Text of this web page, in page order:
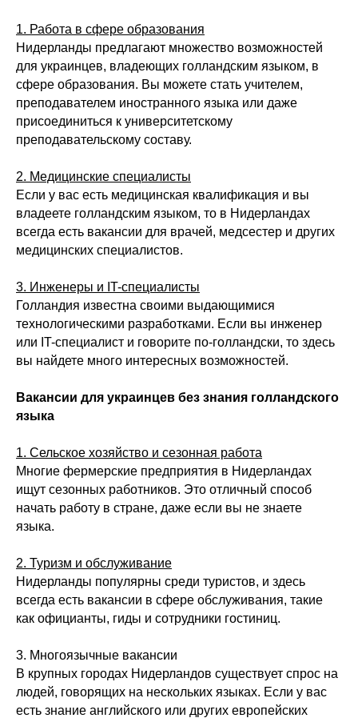
1. Работа в сфере образования
Нидерланды предлагают множество возможностей
для украинцев, владеющих голландским языком, в
сфере образования. Вы можете стать учителем,
преподавателем иностранного языка или даже
присоединиться к университетскому
преподавательскому составу.
2. Медицинские специалисты
Если у вас есть медицинская квалификация и вы
владеете голландским языком, то в Нидерландах
всегда есть вакансии для врачей, медсестер и других
медицинских специалистов.
3. Инженеры и IT-специалисты
Голландия известна своими выдающимися
технологическими разработками. Если вы инженер
или IT-специалист и говорите по-голландски, то здесь
вы найдете много интересных возможностей.
Вакансии для украинцев без знания голландского
языка
1. Сельское хозяйство и сезонная работа
Многие фермерские предприятия в Нидерландах
ищут сезонных работников. Это отличный способ
начать работу в стране, даже если вы не знаете
языка.
2. Туризм и обслуживание
Нидерланды популярны среди туристов, и здесь
всегда есть вакансии в сфере обслуживания, такие
как официанты, гиды и сотрудники гостиниц.
3. Многоязычные вакансии
В крупных городах Нидерландов существует спрос на
людей, говорящих на нескольких языках. Если у вас
есть знание английского или других европейских